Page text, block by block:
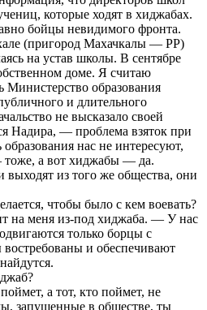
которые ходят в хиджабах.
бойцы невидимого фронта.
(пригород Махачкалы — РР)
на устав школы. В сентябре
доме. Я считаю
Министерство образования
и длительного
не высказало своей
Надира, — проблема взяток при
нас не интересуют,
а вот хиджабы — да.
из того же общества, они
чтобы было с кем воевать?
на меня из-под хиджаба. — У нас
только борцы с
и обеспечивают
а тот, кто поймет, не
запущенные в обществе, ты